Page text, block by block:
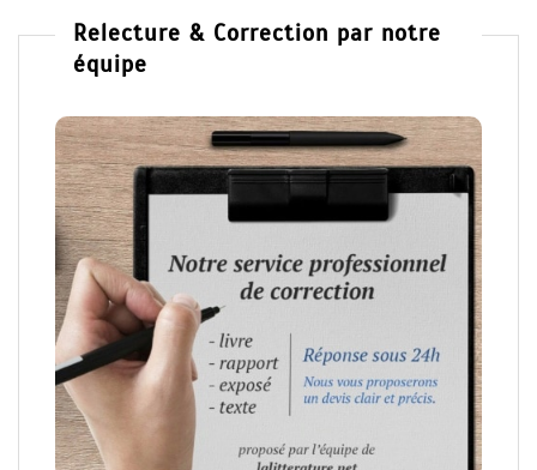
Relecture & Correction par notre
équipe